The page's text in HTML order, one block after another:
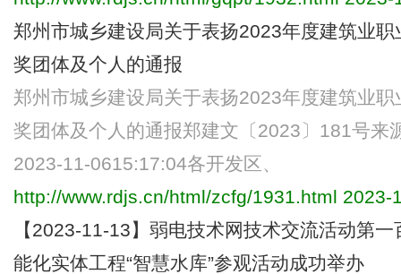
郑州市城乡建设局关于表扬2023年度建筑业
奖团体及个人的通报
郑州市城乡建设局关于表扬2023年度建筑业
奖团体及个人的通报郑建文〔2023〕181号来
2023-11-0615:17:04各开发区、
http://www.rdjs.cn/html/zcfg/1931.html 2023-
【2023-11-13】弱电技术网技术交流活动第
能化实体工程“智慧水库”参观活动成功举办